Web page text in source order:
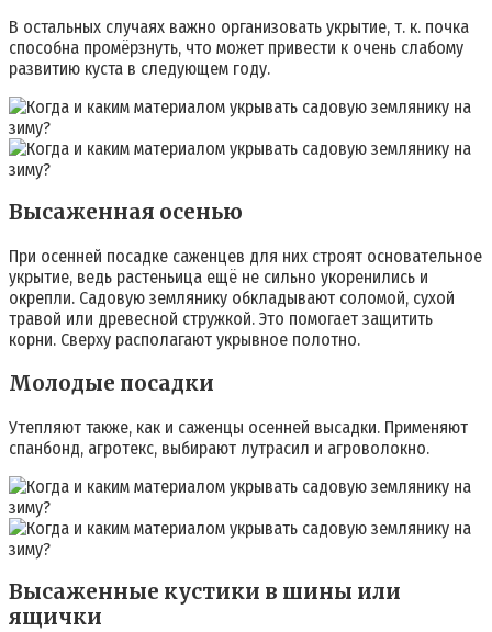
В остальных случаях важно организовать укрытие, т. к. почка
способна промёрзнуть, что может привести к очень слабому
развитию куста в следующем году.
Высаженная осенью
При осенней посадке саженцев для них строят основательное
укрытие, ведь растеньица ещё не сильно укоренились и
окрепли. Садовую землянику обкладывают соломой, сухой
травой или древесной стружкой. Это помогает защитить
корни. Сверху располагают укрывное полотно.
Молодые посадки
Утепляют также, как и саженцы осенней высадки. Применяют
спанбонд, агротекс, выбирают лутрасил и агроволокно.
Высаженные кустики в шины или
ящички